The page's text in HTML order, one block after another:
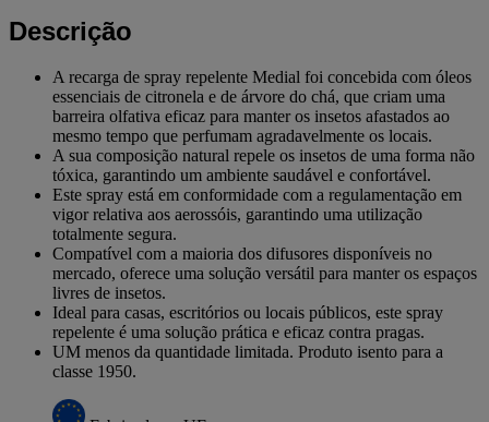
Descrição
A recarga de spray repelente Medial foi concebida com óleos
essenciais de citronela e de árvore do chá, que criam uma
barreira olfativa eficaz para manter os insetos afastados ao
mesmo tempo que perfumam agradavelmente os locais.
A sua composição natural repele os insetos de uma forma não
tóxica, garantindo um ambiente saudável e confortável.
Este spray está em conformidade com a regulamentação em
vigor relativa aos aerossóis, garantindo uma utilização
totalmente segura.
Compatível com a maioria dos difusores disponíveis no
mercado, oferece uma solução versátil para manter os espaços
livres de insetos.
Ideal para casas, escritórios ou locais públicos, este spray
repelente é uma solução prática e eficaz contra pragas.
UM menos da quantidade limitada. Produto isento para a
classe 1950.